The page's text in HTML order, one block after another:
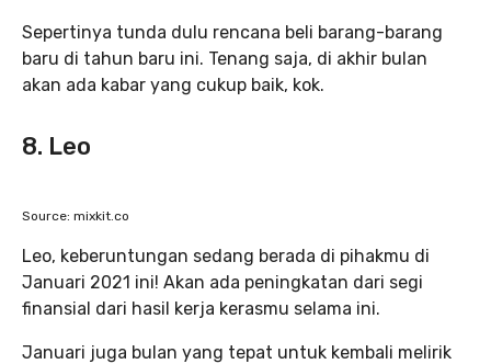
Sepertinya tunda dulu rencana beli barang-barang
baru di tahun baru ini. Tenang saja, di akhir bulan
akan ada kabar yang cukup baik, kok.
8. Leo
Source: mixkit.co
Leo, keberuntungan sedang berada di pihakmu di
Januari 2021 ini! Akan ada peningkatan dari segi
finansial dari hasil kerja kerasmu selama ini.
Januari juga bulan yang tepat untuk kembali melirik